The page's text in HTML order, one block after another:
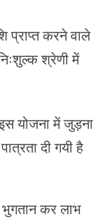
प्राप्त करने वाले
श्रेणी में
योजना में जुड़ना
दी गयी है
भुगतान कर लाभ